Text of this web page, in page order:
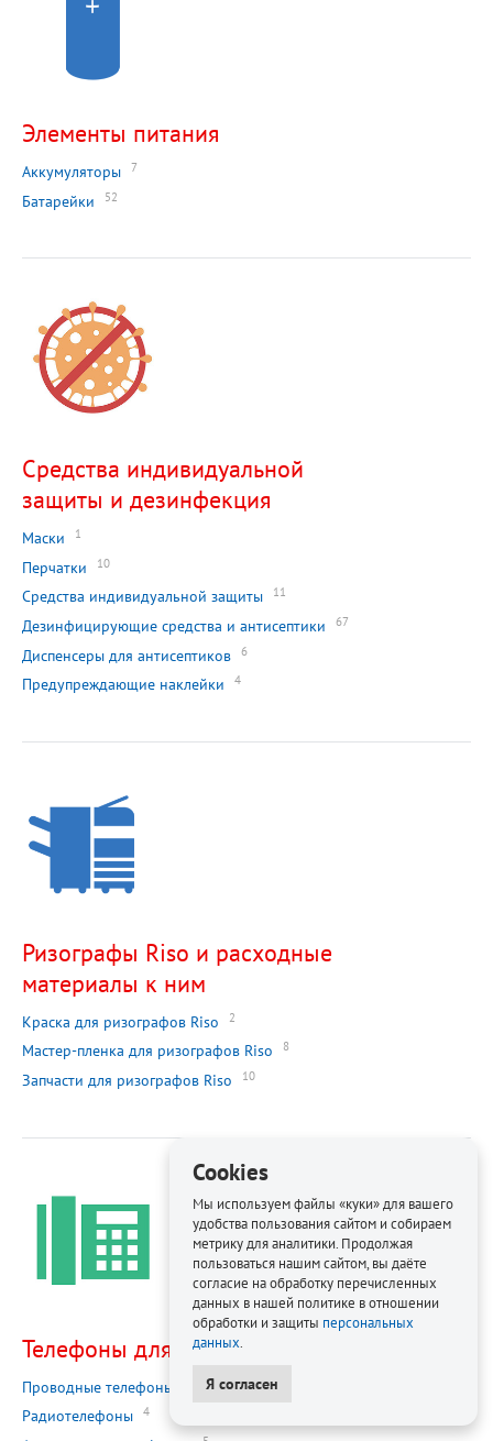
Элементы питания
Аккумуляторы 7
Батарейки 52
Средства индивидуальной
защиты и дезинфекция
Маски 1
Перчатки 10
Средства индивидуальной защиты 11
Дезинфицирующие средства и антисептики 67
Диспенсеры для антисептиков 6
Предупреждающие наклейки 4
Ризографы Riso и расходные
материалы к ним
Краска для ризографов Riso 2
Мастер-пленка для ризографов Riso 8
Запчасти для ризографов Riso 10
Телефоны для офиса
Проводные телефоны
Радиотелефоны 4
Cookies
Мы используем файлы «куки» для вашего
удобства пользования сайтом и собираем
метрику для аналитики. Продолжая
пользоваться нашим сайтом, вы даёте
согласие на обработку перечисленных
данных в нашей политике в отношении
обработки и защиты персональных
данных
Я согласен